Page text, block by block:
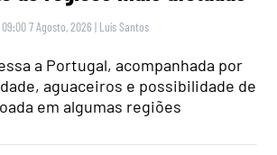
09:00 7 Agosto, 2026 | Luís Santos
a Portugal, acompanhada por
aguaceiros e possibilidade de
em algumas regiões